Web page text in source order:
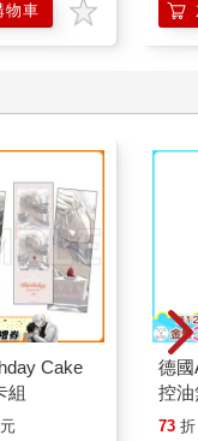
物車
Cake
組
元
德國
控
凝露
73 折